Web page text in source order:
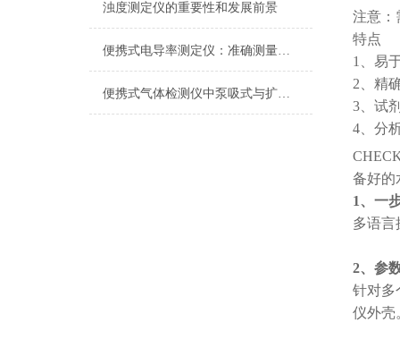
浊度测定仪的重要性和发展前景
便携式电导率测定仪：准确测量水质电导率，保障饮用水安全与健康
便携式气体检测仪中泵吸式与扩散式的区别
注意：
特点
1、易
2、精
3、试
4、分
备好的
1、一
多语言
2、参
针对多
仪外壳